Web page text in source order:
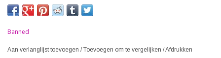
Banned
Aan verlanglijst toevoegen /Toevoegen om te vergelijken /Afdrukken